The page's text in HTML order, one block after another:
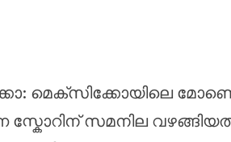
:
മെക്സിക്കോയിലെ
സ്കോറിന് സമനില